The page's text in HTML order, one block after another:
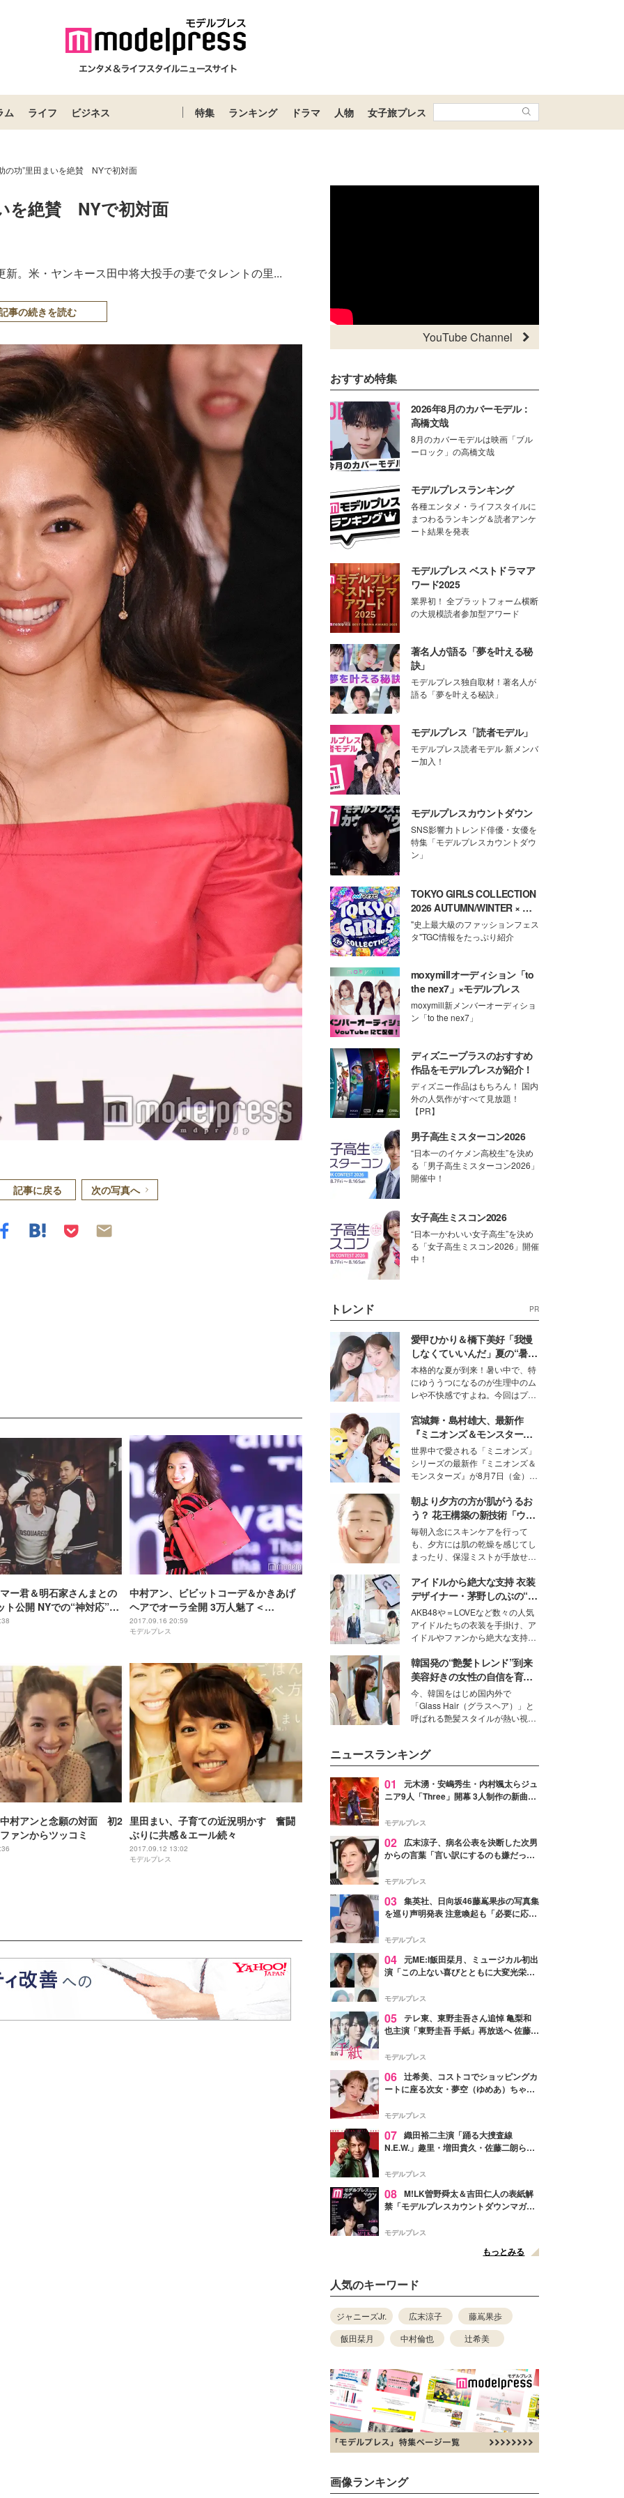
ム ライフ ビジネス 特集 ランキング ドラマ 人物 女子旅プレス
の功”里田まいを絶賛 NYで初対面
を絶賛　NYで初対面
。米・ヤンキース田中将大投手の妻でタレントの里...
事の続きを読む
記事に戻る 次の写真へ
ー君＆明石家さんまとの
ト公開 NYでの“神対応”明
中村アン、ビビットコーデ＆かきあげ
ヘアでオーラ全開 3万人魅了＜
GirlsAward 2017 A／W＞
2017.09.16 20:59
モデルプレス
村アンと念願の対面 初2
ァンからツッコミ
里田まい、子育ての近況明かす 奮闘
ぶりに共感＆エール続々
2017.09.12 13:02
モデルプレス
YouTube Channel
おすすめ特集
2026年8月のカバーモデル：
高橋文哉
8月のカバーモデルは映画「ブル
ーロック」の高橋文哉
モデルプレスランキング
各種エンタメ・ライフスタイルに
まつわるランキング＆読者アンケ
ート結果を発表
モデルプレス ベストドラマア
ワード2025
業界初！ 全プラットフォーム横断
の大規模読者参加型アワード
著名人が語る「夢を叶える秘
訣」
モデルプレス独自取材！著名人が
語る「夢を叶える秘訣」
モデルプレス「読者モデル」
モデルプレス読者モデル 新メンバ
ー加入！
モデルプレスカウントダウン
SNS影響力トレンド俳優・女優を
特集「モデルプレスカウントダウ
ン」
TOKYO GIRLS COLLECTION
2026 AUTUMN/WINTER × モ
デルプレス
"史上最大級のファッションフェス
タ"TGC情報をたっぷり紹介
moxymillオーディション「to
the nex7」×モデルプレス
moxymill新メンバーオーディショ
ン「to the nex7」
ディズニープラスのおすすめ
作品をモデルプレスが紹介！
ディズニー作品はもちろん！ 国内
外の人気作がすべて見放題！
【PR】
男子高生ミスターコン2026
“日本一のイケメン高校生”を決め
る「男子高生ミスターコン2026」
開催中！
女子高生ミスコン2026
“日本一かわいい女子高生”を決め
る「女子高生ミスコン2026」開催
中！
トレンド PR
愛甲ひかり＆橋下美好「我慢
しなくていいんだ」夏の“暑さ
対策”の新しい選択肢とは？
本格的な夏が到来！暑い中で、特
にゆううつになるのが生理中のム
レや不快感ですよね。今回はプラ
モデル・愛甲ひかりさんと橋下美
好さんを迎えて本音で女子会トー
ク。猛暑のお出かけを快適に過ご
すヒントや、2人が感動した夏の
生理の新常識にも迫りました。
宮城舞・島村雄大、最新作
『ミニオンズ＆モンスター
ズ』の魅力熱弁 ハチャメチャ
だけじゃない“友情と絆”に感
動
世界中で愛される「ミニオンズ」
シリーズの最新作『ミニオンズ＆
モンスターズ』が8月7日（金）に
ニオン好き”という共通点を持つモ
デルの宮城舞と島村雄大の特別対
談をお届け！それぞれの視点か
ら、今作ならではの魅力や予想外
の感動をもたらす奥深いストーリ
ーについて熱く語り合ってもらっ
た。
朝より夕方の方が肌がうるお
う？ 花王構築の新技術「ウォ
ーターキャプチャリングスキ
ン（捕水肌）」がスキンケア
の常識を変える予感
毎朝入念にスキンケアを行って
も、夕方には肌の乾燥を感じてし
まったり、保湿ミストが手放せな
な美容の常識を大きく変える可能
性を秘めた、革新的な「Water
Capturing Skin（ウォーターキャ
プチャリングスキン：捕水肌）」
技術を、花王が構築した。
アイドルから絶大な支持 衣装
デザイナー・茅野しのぶの“可
愛い”を作る美学＜「シチズン
クロスシー」インタビュー＞
AKB48や＝LOVEなど数々の人気
アイドルたちの衣装を手掛け、ア
イドルやファンから絶大な支持を
取締役兼クリエイティブディレク
ター・茅野しのぶ。一人ひとりの
個性に寄り添い、魅力を引き出す
衣装作りは、多くの女性たちに勇
気と自信を与え続けている。
韓国発の“艶髪トレンド”到来
美容好きの女性の自信を育む
「ヘアケア事情」って？
今、韓国をはじめ国内外で
「Glass Hair（グラスヘア）」と
呼ばれる艶髪スタイルが熱い視線
して、“髪そのものの美しさ”に改
めて注目する人が増えている様
子。今回は、そんな憧れの艶やか
な髪を日常で叶える、美容好きの
ます。
ニュースランキング
01
元木湧・安嶋秀生・内村颯太らジュ
ニア9人「Three」開幕 3人制作の新曲＆
進んで夢を掴みたい」【ゲネプロレポ】
モデルプレス
02
広末涼子、病名公表を決断した次男
からの言葉「言い訳にするのも嫌だっ
モデルプレス
03 集英社、日向坂46藤嶌果歩の写真集
を巡り声明発表 注意喚起も「必要に応じ
モデルプレス
04 元ME:I飯田栞月、ミュージカル初出
演「この上ない喜びとともに大変光栄」
ャスト発表
モデルプレス
05 テレ東、東野圭吾さん追悼 亀梨和
也主演「東野圭吾 手紙」再放送へ 佐藤隆
モデルプレス
06 辻希美、コストコでショッピングカ
ートに座る次女・夢空（ゆめあ）ちゃん
ぎ」「成長を感じる」の声
モデルプレス
07 織田裕二主演「踊る大捜査線
N.E.W.」趣里・増田貴久・佐藤二朗ら新
徴する“謎のキーワード”も
モデルプレス
08 M!LK曽野舜太＆吉田仁人の表紙解
禁「モデルプレスカウントダウンマガジ
モデルプレス
もっとみる
人気のキーワード
ジャニーズJr. 広末涼子
藤嶌果歩
飯田栞月
中村倫也 辻希美
画像ランキング